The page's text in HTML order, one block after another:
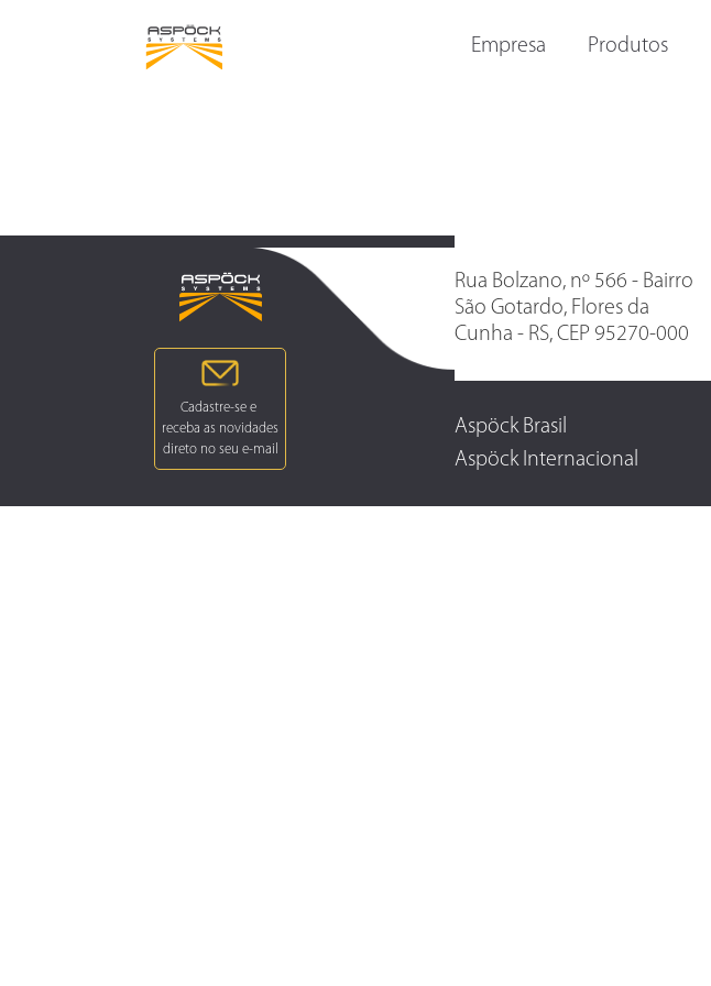
Empresa Produtos
Rua Bolzano, nº 566 - Bairro
São Gotardo, Flores da
Cunha - RS, CEP 95270-000
Aspöck Brasil
Aspöck Internacional